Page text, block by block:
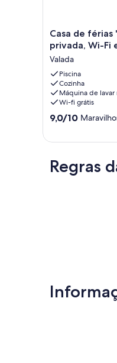
Casa
de
férias
'Holi'
com
piscina
privada,
Wi-
Fi
Valada
Casa de férias
privada, Wi-Fi
Valada
Piscina
Cozinha
Máquina de lavar
Wi-fi grátis
Pontuação
um
máximo
9,0/10
Regras